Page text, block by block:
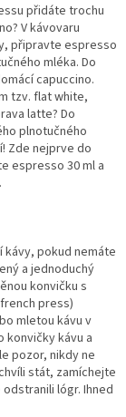
přidáte trochu
V kávovaru
připravte espresso
mléka. Do
capuccino.
tzv. flat white,
latte? Do
plnotučného
Zde nejprve do
espresso 30 ml a
kávy, pokud nemáte
a jednoduchý
konvičku s
press)
mletou kávu v
konvičky kávu a
pozor, nikdy ne
stát, zamíchejte
lógr. Ihned